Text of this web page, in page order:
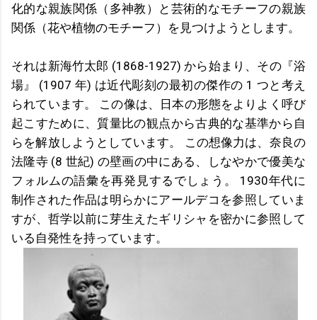
化的な親族関係（多神教）と芸術的なモチーフの親族
関係（花や植物のモチーフ）を見つけようとします。
それは新海竹太郎 (1868-1927) から始まり、その『浴
場』 (1907 年) は近代彫刻の最初の傑作の 1 つと考え
られています。 この像は、日本の形態をよりよく呼び
起こすために、質量比の観点から古典的な基準から自
らを解放しようとしています。 この想像力は、奈良の
法隆寺 (8 世紀) の壁画の中にある、しなやかで優美な
フォルムの語彙を再発見するでしょう。 1930年代に
制作された作品は明らかにアールデコを参照していま
すが、哲学以前に芽生えたギリシャを密かに参照して
いる自発性を持っています。